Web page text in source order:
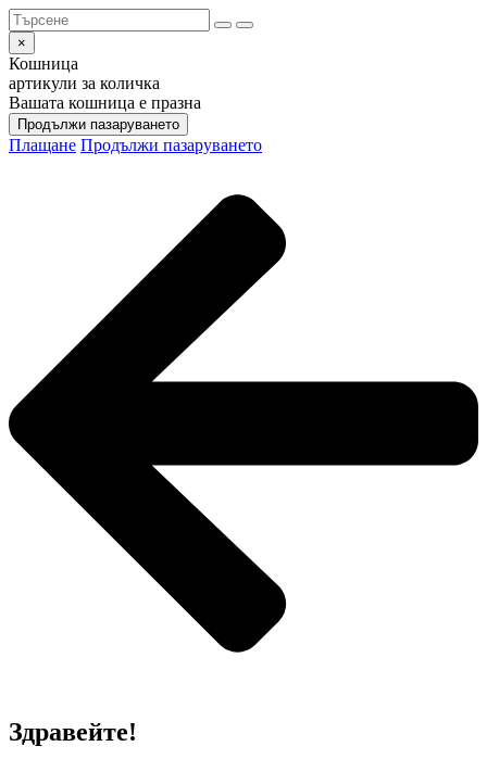
×
Кошница
артикули за количка
Вашата кошница е празна
Продължи пазаруването
Плащане Продължи пазаруването
Здравейте!